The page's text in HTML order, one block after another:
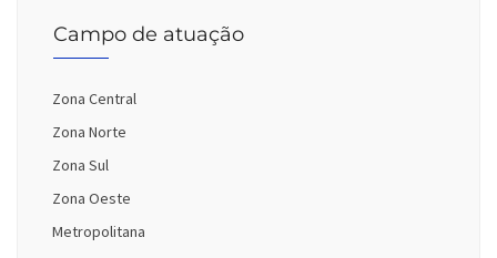
Campo de atuação
Zona Central
Zona Norte
Zona Sul
Zona Oeste
Metropolitana